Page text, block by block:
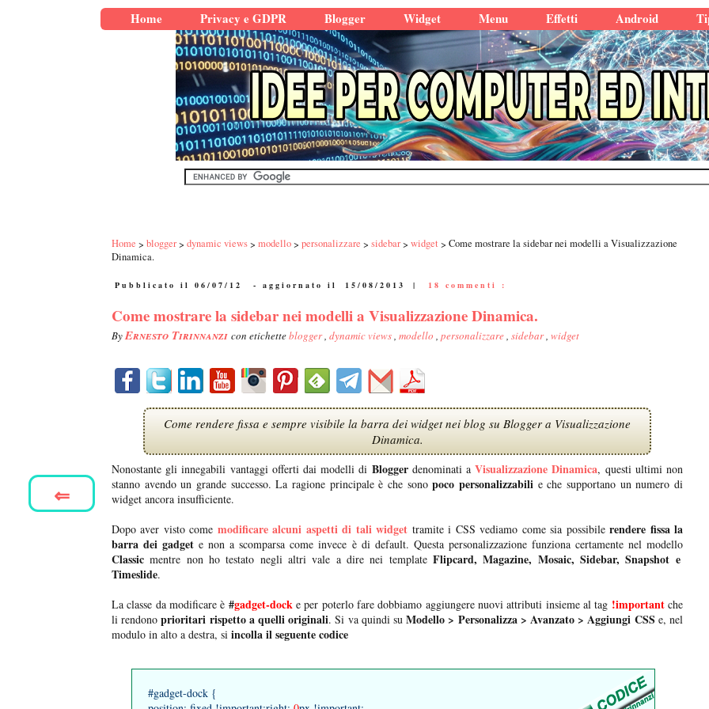
Home Privacy e GDPR Blogger Widget Menu Effetti Android
Home blogger dynamic views modello personalizzare sidebar widget
Come mostrare la sidebar nei modelli a Visualizzazione
Dinamica.
Pubblicato il 06/07/12 - aggiornato il 15/08/2013 | 18 commenti :
Come mostrare la sidebar nei modelli a Visualizzazione Dinamica.
ByErnesto Tirinnanzi con etichetteblogger, dynamic views, modello , personalizzare, sidebar, widget
Come rendere fissa e sempre visibile la barra dei widget nei blog su Blogger a Visualizzazione
Dinamica.
Nonostante gli innegabili vantaggi offerti dai modelli di Bloggerdenominati aVisualizzazione Dinamica, questi ultimi non
stanno avendo un grande successo. La ragione principale è che sonopoco personalizzabili e che supportano un numero di
widget ancora insufficiente.
Dopo aver visto come modificare alcuni aspetti di tali widget tramite i CSS vediamo come sia possibilerendere fissa la
barra dei gadget e non a scomparsa come invece è di default. Questa personalizzazione funziona certamente nel modello
Classic mentre non ho testato negli altri vale a dire nei template Flipcard, Magazine, Mosaic, Sidebar, Snapshot e
Timeslide.
La classe da modificare è #gadget-docke per poterlo fare dobbiamo aggiungere nuovi attributi insieme al tag !importantche
li rendonoprioritari rispetto a quelli originali. Si va quindi suModello > Personalizza > Avanzato > Aggiungi CSS e, nel
modulo in alto a destra, si incollail seguente codice
#gadget-dock {
⇐